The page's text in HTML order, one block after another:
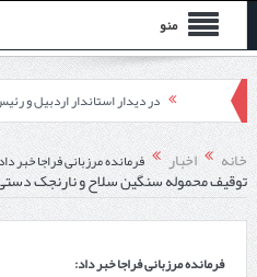
منو
در دیدار استاندار اردبیل و
توسعه همکاری گمرک‌های مرزی
گزارش
طرز تهیه
خانه اخبار فرمانده مرزبانی فراجا خبر
توقیف محموله سنگین سلاح و نارنجک
فرمانده مرزبانی فراجا خبر داد: